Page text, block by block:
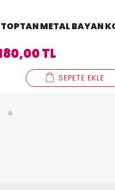
TOPTAN METAL BAYAN
TL
SEPETE EKLE
5